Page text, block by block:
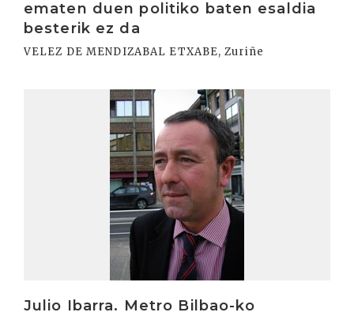
ematen duen politiko baten esaldia
besterik ez da
VELEZ DE MENDIZABAL ETXABE, Zuriñe
Julio Ibarra. Metro Bilbao-ko